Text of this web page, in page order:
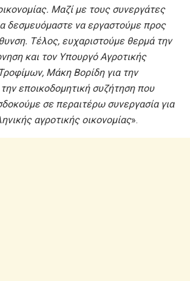
Μαζί με τους συνεργάτες
δεσμευόμαστε να εργαστούμε προς
Τέλος, ευχαριστούμε θερμά την
και τον Υπουργό Αγροτικής
Μάκη Βορίδη για την
εποικοδομητική συζήτηση που
σε περαιτέρω συνεργασία για
αγροτικής οικονομίας».